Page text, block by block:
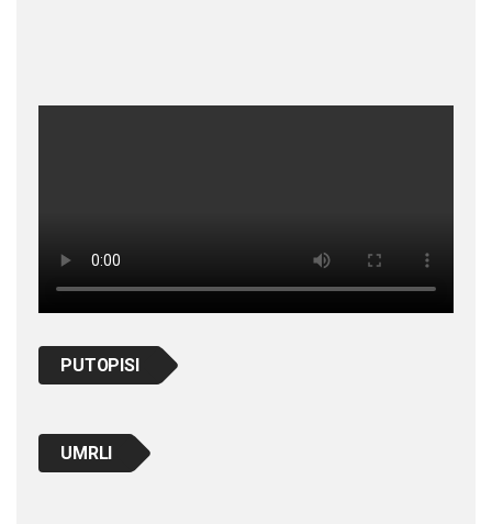
PUTOPISI
UMRLI